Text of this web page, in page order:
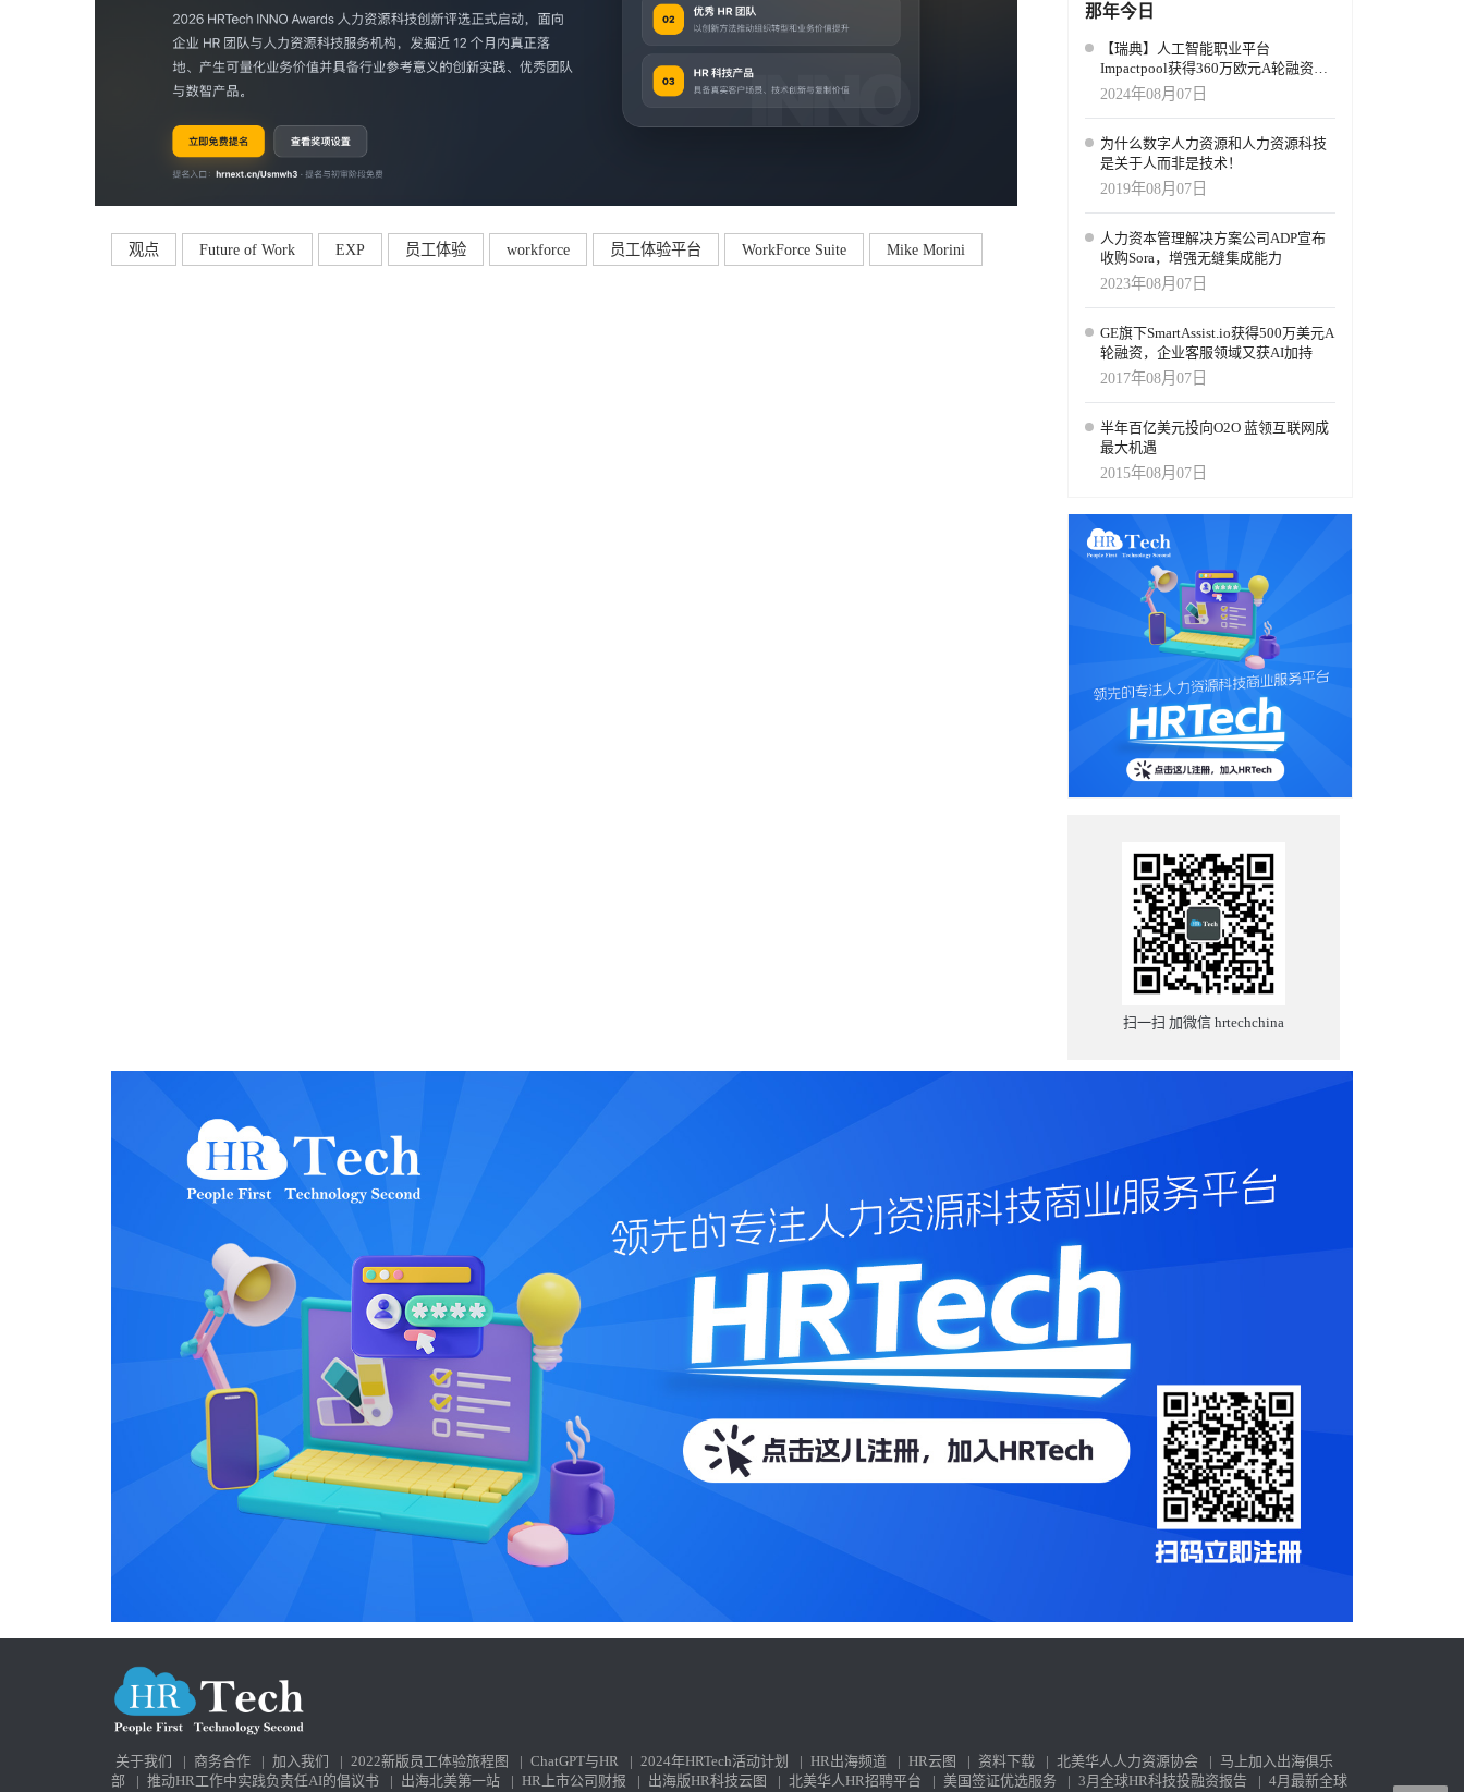
观点 Future of Work EXP 员工体验 workforce 员工体验平台 WorkForce Suite Mike Morini
那年今日
【瑞典】人工智能职业平台
Impactpool获得360万欧元A轮融资，
用于加速企业界的人工智能职位匹配
2024年08月07日
为什么数字人力资源和人力资源科技
是关于人而非是技术！
2019年08月07日
人力资本管理解决方案公司ADP宣布
收购Sora，增强无缝集成能力
2023年08月07日
GE旗下SmartAssist.io获得500万美元A
轮融资，企业客服领域又获AI加持
2017年08月07日
半年百亿美元投向O2O 蓝领互联网成
最大机遇
2015年08月07日
扫一扫 加微信 hrtechchina
关于我们 | 商务合作 | 加入我们 | 2022新版员工体验旅程图 | ChatGPT与HR | 2024年HRTech活动计划 | HR出海频道 | HR云图 | 资料下载 | 北美华人人力资源协会 | 马上加入出海俱乐
部
| 推动HR工作中实践负责任AI的倡议书 | 出海北美第一站 | HR上市公司财报 | 出海版HR科技云图 | 北美华人HR招聘平台 | 美国签证优选服务 | 3月全球HR科技投融资报告 | 4月最新全球